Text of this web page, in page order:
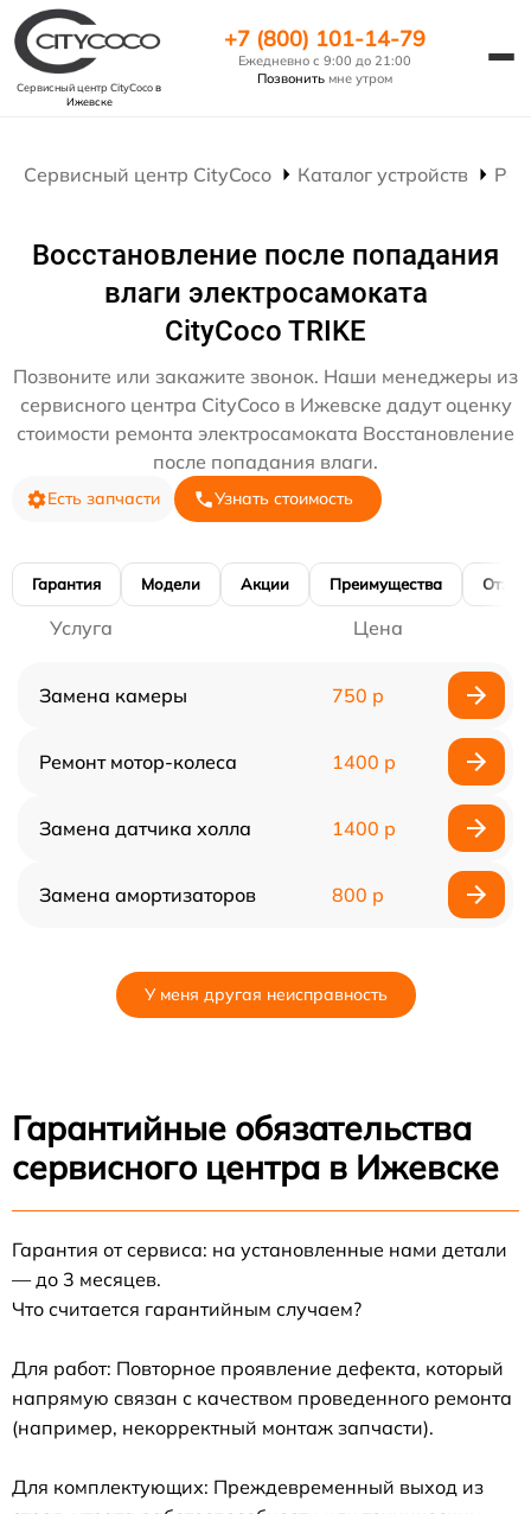
Сервисный центр CityCocoв
Ижевске
+7 (800) 101-14-79
Ежедневно с 9:00 до 21:00
Позвонить мне утром
Сервисный центр CityCoco Каталог устройств
Восстановление после попадания
влаги электросамоката
CityCoco TRIKE
Позвоните или закажите звонок. Наши менеджеры из
сервисного центра CityCoco в Ижевске дадут оценку
стоимости ремонта электросамоката Восстановление
после попадания влаги.
Есть запчасти Узнать стоимость
Гарантия Модели Акции Преимущества
Услуга Цена
Замена камеры 750 р
Ремонт мотор-колеса 1400 р
Замена датчика холла 1400 р
Замена амортизаторов 800 р
У меня другая неисправность
Гарантийные обязательства
сервисного центра в Ижевске
Гарантия от сервиса: на установленные нами детали
— до 3 месяцев.
Что считается гарантийным случаем?
Для работ: Повторное проявление дефекта, который
напрямую связан с качеством проведенного ремонта
(например, некорректный монтаж запчасти).
Для комплектующих: Преждевременный выход из